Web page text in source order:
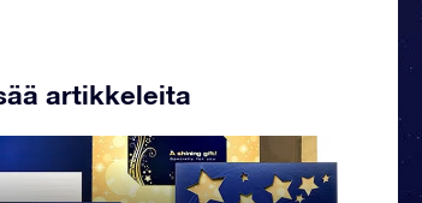
artikkeleita